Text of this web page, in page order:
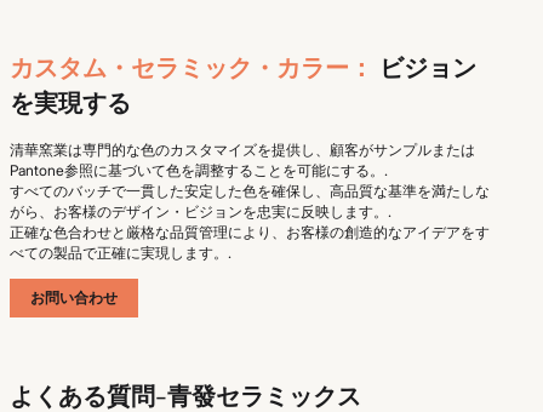
カスタム・セラミック・カラー： ビジョン
を実現する
清華窯業は専門的な色のカスタマイズを提供し、顧客がサンプルまたは
Pantone参照に基づいて色を調整することを可能にする。.
すべてのバッチで一貫した安定した色を確保し、高品質な基準を満たしな
がら、お客様のデザイン・ビジョンを忠実に反映します。.
正確な色合わせと厳格な品質管理により、お客様の創造的なアイデアをす
べての製品で正確に実現します。.
お問い合わせ
よくある質問-青發セラミックス